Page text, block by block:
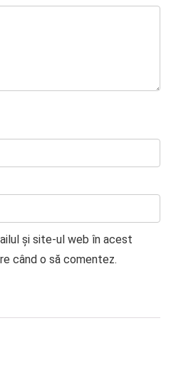
și site-ul web în acest
când o să comentez.